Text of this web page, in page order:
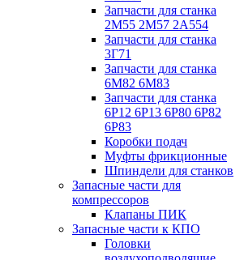
Запчасти для станка
2М55 2М57 2А554
Запчасти для станка
3Г71
Запчасти для станка
6М82 6М83
Запчасти для станка
6Р12 6Р13 6Р80 6Р82
6Р83
Коробки подач
Муфты фрикционные
Шпиндели для станков
Запасные части для
компрессоров
Клапаны ПИК
Запасные части к КПО
Головки